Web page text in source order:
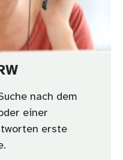
nach dem
einer
erste